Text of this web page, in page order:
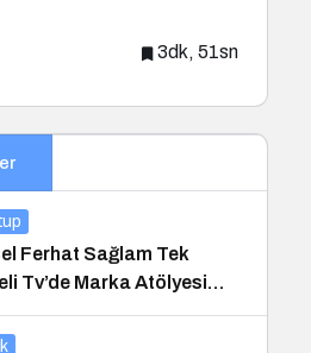
3dk, 51sn
Ferhat Sağlam Tek
Tv’de Marka Atölyesi
Konuk Oldu